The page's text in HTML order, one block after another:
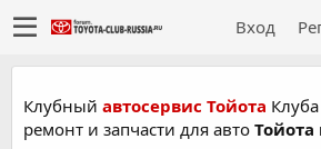
Вход
Клубный автосервис Тойота
ремонт и запчасти для авто Тойота